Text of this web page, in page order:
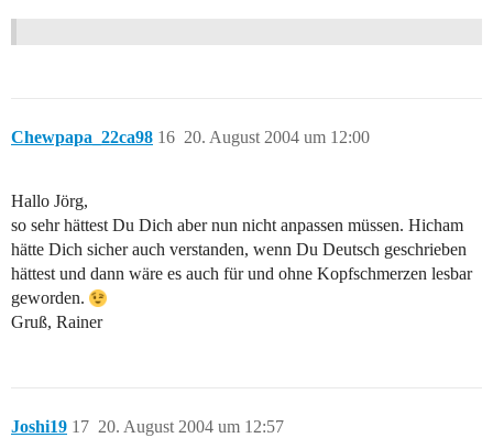
Chewpapa_22ca98 20. August 2004 um 12:00
16
Hallo Jörg,
so sehr hättest Du Dich aber nun nicht anpassen müssen. Hicham
hätte Dich sicher auch verstanden, wenn Du Deutsch geschrieben
hättest und dann wäre es auch für und ohne Kopfschmerzen lesbar
geworden.
Gruß, Rainer
Joshi19 20. August 2004 um 12:57
17